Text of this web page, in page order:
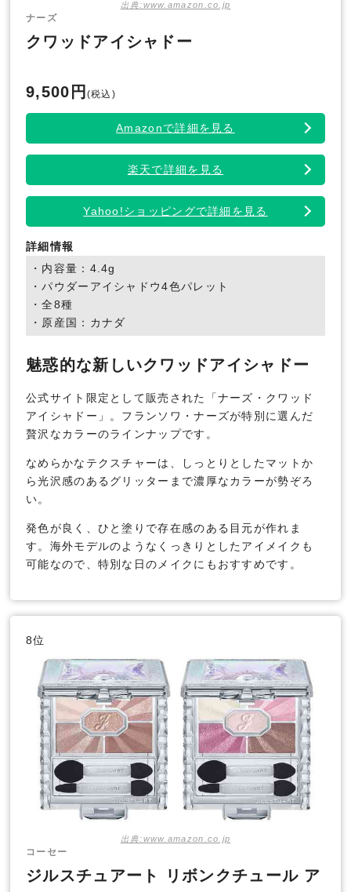
出典:www.amazon.co.jp
ナーズ
クワッドアイシャドー
9,500円 (税込)
Amazonで詳細を見る
楽天で詳細を見る
Yahoo!ショッピングで詳細を見る
詳細情報
・内容量：4.4g
・パウダーアイシャドウ4色パレット
・全8種
・原産国：カナダ
魅惑的な新しいクワッドアイシャドー
公式サイト限定として販売された「ナーズ・クワッド
アイシャドー」。フランソワ・ナーズが特別に選んだ
贅沢なカラーのラインナップです。
なめらかなテクスチャーは、しっとりとしたマットか
ら光沢感のあるグリッターまで濃厚なカラーが勢ぞろ
い。
発色が良く、ひと塗りで存在感のある目元が作れま
す。海外モデルのようなくっきりとしたアイメイクも
可能なので、特別な日のメイクにもおすすめです。
8位
出典:www.amazon.co.jp
コーセー
ジルスチュアート リボンクチュール ア